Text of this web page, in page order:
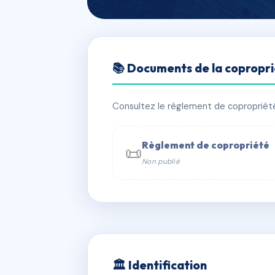
LES
📍 16 bd frederic mistral 83120
📞 Contacter Syndic Digital
📚 Documents de la
Consultez le règlement de
📜Règlement de copropriété
Non publié
🏛 Identification